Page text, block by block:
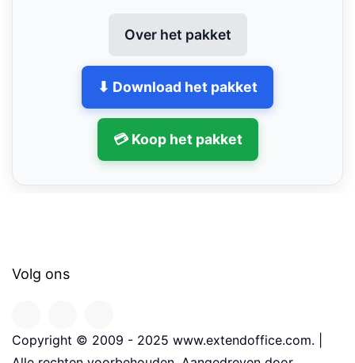
Over het pakket
⬇ Download het pakket
💳 Koop het pakket
Volg ons
Copyright © 2009 - 2025 www.extendoffice.com. |